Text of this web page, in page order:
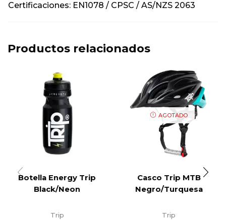
Certificaciones: EN1078 / CPSC / AS/NZS 2063
Productos relacionados
Botella Energy Trip
Black/Neon
Trip
AGOTADO
Casco Trip MTB
Negro/Turquesa
Trip